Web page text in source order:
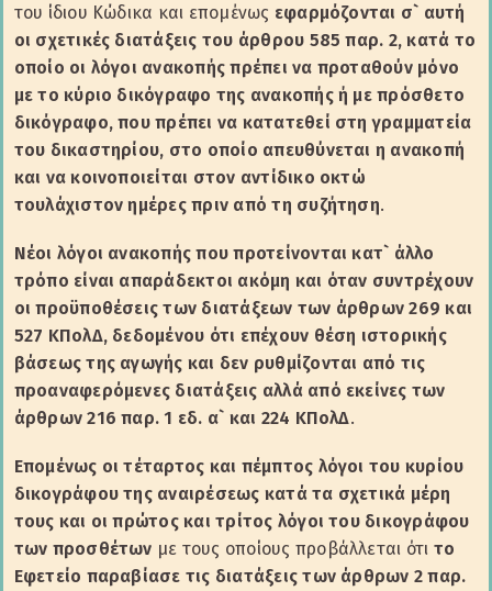
του ίδιου Κώδικα και επομένως εφαρμόζονται σ` αυτή
οι σχετικές διατάξεις του άρθρου 585 παρ. 2, κατά το
οποίο οι λόγοι ανακοπής πρέπει να προταθούν μόνο
με το κύριο δικόγραφο της ανακοπής ή με πρόσθετο
δικόγραφο, που πρέπει να κατατεθεί στη γραμματεία
του δικαστηρίου, στο οποίο απευθύνεται η ανακοπή
και να κοινοποιείται στον αντίδικο οκτώ
τουλάχιστον ημέρες πριν από τη συζήτηση.
Νέοι λόγοι ανακοπής που προτείνονται κατ` άλλο
τρόπο είναι απαράδεκτοι ακόμη και όταν συντρέχουν
οι προϋποθέσεις των διατάξεων των άρθρων 269 και
527 ΚΠολΔ, δεδομένου ότι επέχουν θέση ιστορικής
βάσεως της αγωγής και δεν ρυθμίζονται από τις
προαναφερόμενες διατάξεις αλλά από εκείνες των
άρθρων 216 παρ. 1 εδ. α` και 224 ΚΠολΔ.
Επομένως οι τέταρτος και πέμπτος λόγοι του κυρίου
δικογράφου της αναιρέσεως κατά τα σχετικά μέρη
τους και οι πρώτος και τρίτος λόγοι του δικογράφου
των προσθέτων με τους οποίους προβάλλεται ότι το
Εφετείο παραβίασε τις διατάξεις των άρθρων 2 παρ.